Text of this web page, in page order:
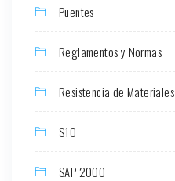
Puentes
Reglamentos y Normas
Resistencia de Materiales
S10
SAP 2000